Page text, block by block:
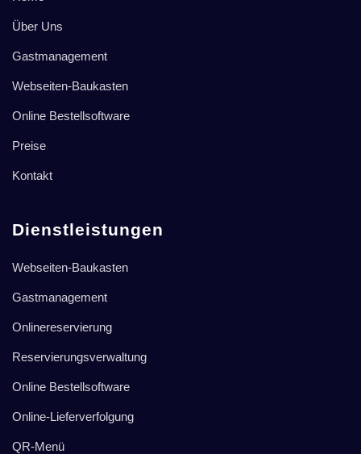
Über Uns
Gastmanagement
Webseiten-Baukasten
Online Bestellsoftware
Preise
Kontakt
Dienstleistungen
Webseiten-Baukasten
Gastmanagement
Onlinereservierung
Reservierungsverwaltung
Online Bestellsoftware
Online-Lieferverfolgung
QR-Menü